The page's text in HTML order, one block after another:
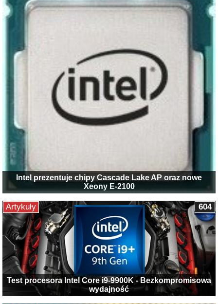
Intel prezentuje chipy Cascade Lake AP oraz nowe
Xeony E-2100
Test procesora Intel Core i9-9900K - Bezkompromisowa
wydajność
604
Artykuły